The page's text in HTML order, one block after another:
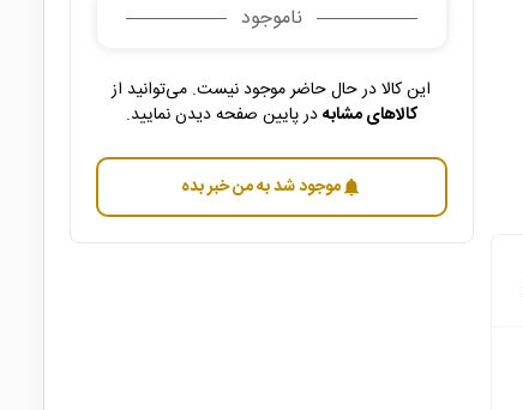
ناموجود
این کالا در حال حاضر موجود نیست. می‌توانید از
کالاهای مشابهدر پایین صفحه دیدن نمایید.
notificationsموجود شد به من خبر بده